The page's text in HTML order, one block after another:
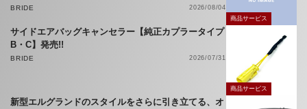
BRIDE
2026/08/04
商品サービス
サイドエアバッグキャンセラー【純正カプラータイプ
B・C】発売!!
BRIDE 2026/07/31
商品サービス
新型エルグランドのスタイルをさらに引き立てる、オ